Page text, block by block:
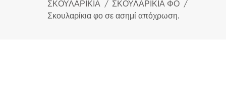
ΣΚΟΥΛΑΡΙΚΙΑ
ΣΚΟΥΛΑΡΙΚΙΑ ΦΟ
Σκουλαρίκια φο σε ασημί απόχρωση.